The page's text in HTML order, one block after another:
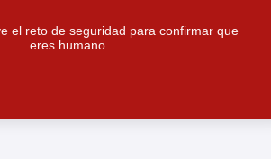
el reto de seguridad para confirmar que
eres humano.